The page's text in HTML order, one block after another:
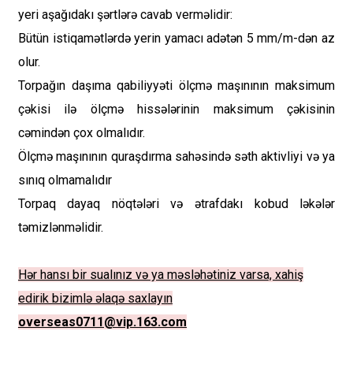
yeri aşağıdakı şərtlərə cavab verməlidir:
Bütün istiqamətlərdə yerin yamacı adətən 5 mm/m-dən az
olur.
Torpağın daşıma qabiliyyəti ölçmə maşınının maksimum
çəkisi ilə ölçmə hissələrinin maksimum çəkisinin
cəmindən çox olmalıdır.
Ölçmə maşınının quraşdırma sahəsində səth aktivliyi və ya
sınıq olmamalıdır
Torpaq dayaq nöqtələri və ətrafdakı kobud ləkələr
təmizlənməlidir.
Hər hansı bir sualınız və ya məsləhətiniz varsa, xahiş
edirik bizimlə əlaqə saxlayın
overseas0711@vip.163.com